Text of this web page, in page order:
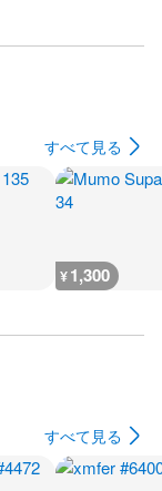
すべて見る
¥1,300
すべて見る